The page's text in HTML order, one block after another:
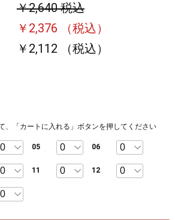
￥2,640 税込
￥2,376 （税込）
￥2,112 （税込）
、「カートに入れる」ボタンを押してください
05 06
11 12